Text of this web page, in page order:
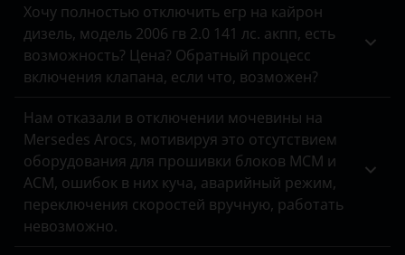
Jeep
Kaiyi
Land Rover
Lexus
Lifan
Хочу полностью отключить егр на кайрон
дизель, модель 2006 гв 2.0 141 лс. акпп, есть
возможность? Цена? Обратный процесс
включения клапана, если что, возможен?
Нам отказали в отключении мочевины на
Mersedes Arocs, мотивируя это отсутствием
оборудования для прошивки блоков MCM и
ACM, ошибок в них куча, аварийный режим,
переключения скоростей вручную, работать
невозможно.